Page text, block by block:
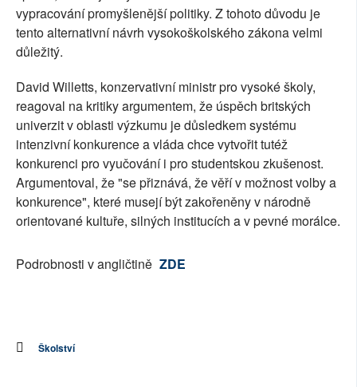
vypracování promyšlenější politiky. Z tohoto důvodu je
tento alternativní návrh vysokoškolského zákona velmi
důležitý.
David Willetts, konzervativní ministr pro vysoké školy,
reagoval na kritiky argumentem, že úspěch britských
univerzit v oblasti výzkumu je důsledkem systému
intenzivní konkurence a vláda chce vytvořit tutéž
konkurenci pro vyučování i pro studentskou zkušenost.
Argumentoval, že "se přiznává, že věří v možnost volby a
konkurence", které musejí být zakořeněny v národně
orientované kultuře, silných institucích a v pevné morálce.
Podrobnosti v angličtině ZDE
Školství